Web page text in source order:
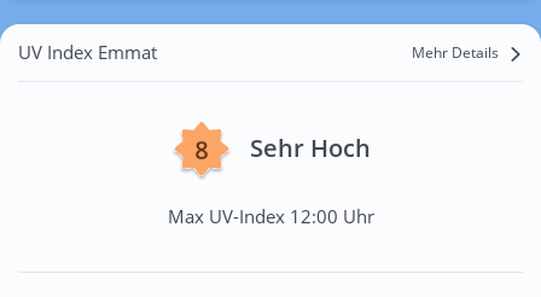
UV Index Emmat Mehr Details
Sehr Hoch
Max UV-Index 12:00 Uhr